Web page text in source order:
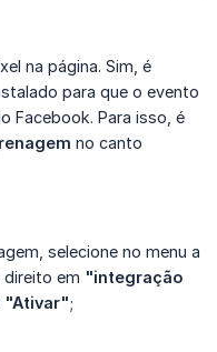
na página. Sim, é
para que o evento
Facebook. Para isso, é
no canto
selecione no menu a
direito em "integração
"Ativar";